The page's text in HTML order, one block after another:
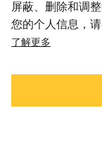
屏蔽、删除和调
您的个人信息，
了解更多